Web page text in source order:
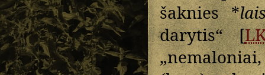
šaknies *
darytis“ [